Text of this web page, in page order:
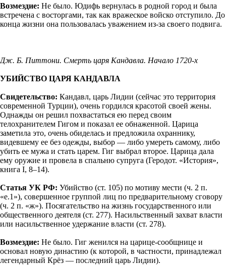
Возмездие: Не было. Юдифь вернулась в родной город и была
встречена с восторгами, так как вражеское войско отступило. До
конца жизни она пользовалась уважением из-за своего подвига.
Дж. Б. Питтони. Смерть царя Кандавла. Начало 1720-х
УБИЙСТВО ЦАРЯ КАНДАВЛА
Свидетельство: Кандавл, царь Лидии (сейчас это территория
современной Турции), очень гордился красотой своей жены.
Однажды он решил похвастаться ею перед своим
телохранителем Гигом и показал ее обнаженной. Царица
заметила это, очень обиделась и предложила охраннику,
видевшему ее без одежды, выбор — либо умереть самому, либо
убить ее мужа и стать царем. Гиг выбрал второе. Царица дала
ему оружие и провела в спальню супруга (Геродот. «История»,
книга I, 8–14).
Статья УК РФ: Убийство (ст. 105) по мотиву мести (ч. 2 п.
«е.1»), совершенное группой лиц по предварительному сговору
(ч. 2 п. «ж»). Посягательство на жизнь государственного или
общественного деятеля (ст. 277). Насильственный захват власти
или насильственное удержание власти (ст. 278).
Возмездие: Не было. Гиг женился на царице-сообщнице и
основал новую династию (к которой, в частности, принадлежал
легендарный Крёз — последний царь Лидии).